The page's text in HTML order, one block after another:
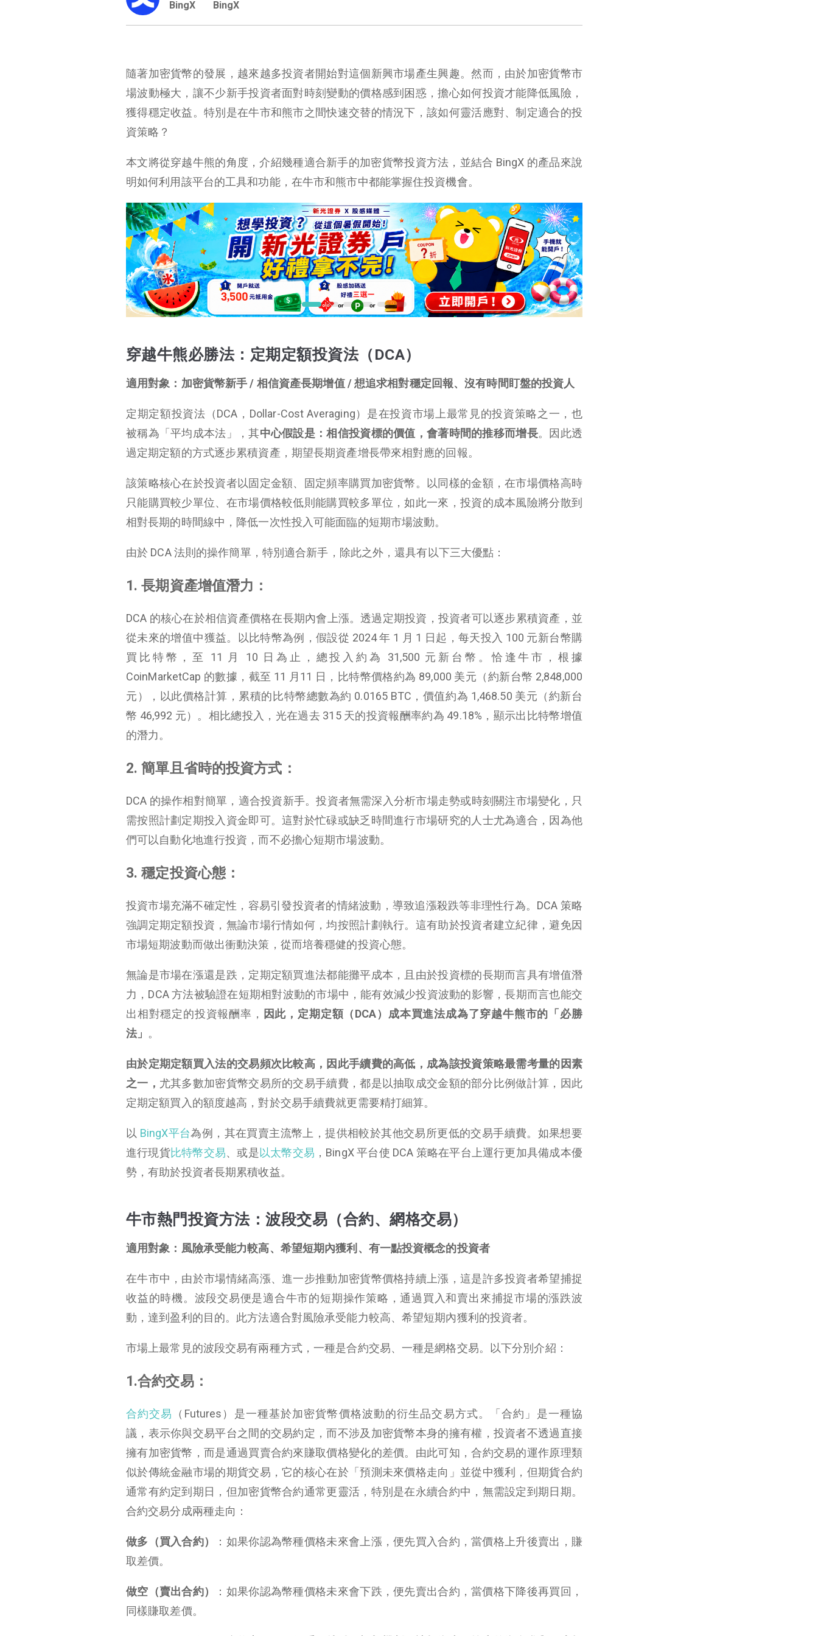
BingX BingX
隨著加密貨幣的發展，越來越多投資者開始對這個新興市場產生興趣。然而，由於加密貨幣市
場波動極大，讓不少新手投資者面對時刻變動的價格感到困惑，擔心如何投資才能降低風險，
獲得穩定收益。特別是在牛市和熊市之間快速交替的情況下，該如何靈活應對、制定適合的投
資策略？
本文將從穿越牛熊的角度，介紹幾種適合新手的加密貨幣投資方法，並結合 BingX 的產品來說
明如何利用該平台的工具和功能，在牛市和熊市中都能掌握住投資機會。
穿越牛熊必勝法：定期定額投資法（DCA）
適用對象：加密貨幣新手 / 相信資產長期增值 / 想追求相對穩定回報、沒有時間盯盤的投資人
定期定額投資法（DCA，Dollar-Cost Averaging）是在投資市場上最常見的投資策略之一，也
被稱為「平均成本法」，其中心假設是：相信投資標的價值，會著時間的推移而增長。因此透
過定期定額的方式逐步累積資產，期望長期資產增長帶來相對應的回報。
該策略核心在於投資者以固定金額、固定頻率購買加密貨幣。以同樣的金額，在市場價格高時
只能購買較少單位、在市場價格較低則能購買較多單位，如此一來，投資的成本風險將分散到
相對長期的時間線中，降低一次性投入可能面臨的短期市場波動。
由於 DCA 法則的操作簡單，特別適合新手，除此之外，還具有以下三大優點：
1. 長期資產增值潛力：
DCA 的核心在於相信資產價格在長期內會上漲。透過定期投資，投資者可以逐步累積資產，並
從未來的增值中獲益。以比特幣為例，假設從 2024 年 1 月 1 日起，每天投入 100 元新台幣購
買比特幣，至 11 月 10 日為止，總投入約為 31,500 元新台幣。恰逢牛市，根據
CoinMarketCap 的數據，截至 11 月11 日，比特幣價格約為 89,000 美元（約新台幣 2,848,000
元），以此價格計算，累積的比特幣總數為約 0.0165 BTC，價值約為 1,468.50 美元（約新台
幣 46,992 元）。相比總投入，光在過去 315 天的投資報酬率約為 49.18%，顯示出比特幣增值
的潛力。
2. 簡單且省時的投資方式：
DCA 的操作相對簡單，適合投資新手。投資者無需深入分析市場走勢或時刻關注市場變化，只
需按照計劃定期投入資金即可。這對於忙碌或缺乏時間進行市場研究的人士尤為適合，因為他
們可以自動化地進行投資，而不必擔心短期市場波動。
3. 穩定投資心態：
投資市場充滿不確定性，容易引發投資者的情緒波動，導致追漲殺跌等非理性行為。DCA 策略
強調定期定額投資，無論市場行情如何，均按照計劃執行。這有助於投資者建立紀律，避免因
市場短期波動而做出衝動決策，從而培養穩健的投資心態。
無論是市場在漲還是跌，定期定額買進法都能攤平成本，且由於投資標的長期而言具有增值潛
力，DCA 方法被驗證在短期相對波動的市場中，能有效減少投資波動的影響，長期而言也能交
出相對穩定的投資報酬率， 因此，定期定額（DCA）成本買進法成為了穿越牛熊市的「必勝
法」 。
由於定期定額買入法的交易頻次比較高，因此手續費的高低，成為該投資策略最需考量的因素
之一， 尤其多數加密貨幣交易所的交易手續費，都是以抽取成交金額的部分比例做計算，因此
定期定額買入的額度越高，對於交易手續費就更需要精打細算。
以 BingX平台為例，其在買賣主流幣上，提供相較於其他交易所更低的交易手續費。如果想要
進行現貨比特幣交易、或是以太幣交易 ，BingX 平台使 DCA 策略在平台上運行更加具備成本優
勢，有助於投資者長期累積收益。
牛市熱門投資方法：波段交易（合約、網格交易）
適用對象：風險承受能力較高、希望短期內獲利、有一點投資概念的投資者
在牛市中，由於市場情緒高漲、進一步推動加密貨幣價格持續上漲，這是許多投資者希望捕捉
收益的時機。波段交易便是適合牛市的短期操作策略，通過買入和賣出來捕捉市場的漲跌波
動，達到盈利的目的。此方法適合對風險承受能力較高、希望短期內獲利的投資者。
市場上最常見的波段交易有兩種方式，一種是合約交易、一種是網格交易。以下分別介紹：
1.合約交易：
合約交易
（Futures）是一種基於加密貨幣價格波動的衍生品交易方式。「合約」是一種協
議，表示你與交易平台之間的交易約定，而不涉及加密貨幣本身的擁有權，投資者不透過直接
擁有加密貨幣，而是通過買賣合約來賺取價格變化的差價。由此可知，合約交易的運作原理類
似於傳統金融市場的期貨交易，它的核心在於「預測未來價格走向」並從中獲利，但期貨合約
通常有約定到期日，但加密貨幣合約通常更靈活，特別是在永續合約中，無需設定到期日期。
合約交易分成兩種走向：
做多（買入合約）
：如果你認為幣種價格未來會上漲，便先買入合約，當價格上升後賣出，賺
取差價。
做空（賣出合約）
：如果你認為幣種價格未來會下跌，便先賣出合約，當價格下降後再買回，
同樣賺取差價。